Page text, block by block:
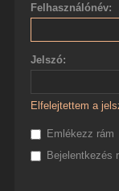
Felhasználónév:
Jelszó:
Elfelejtettem a
Emlékezz rám
Bejelentkezés